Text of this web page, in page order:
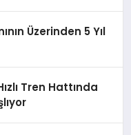
Üzerinden 5 Yıl
Tren Hattında